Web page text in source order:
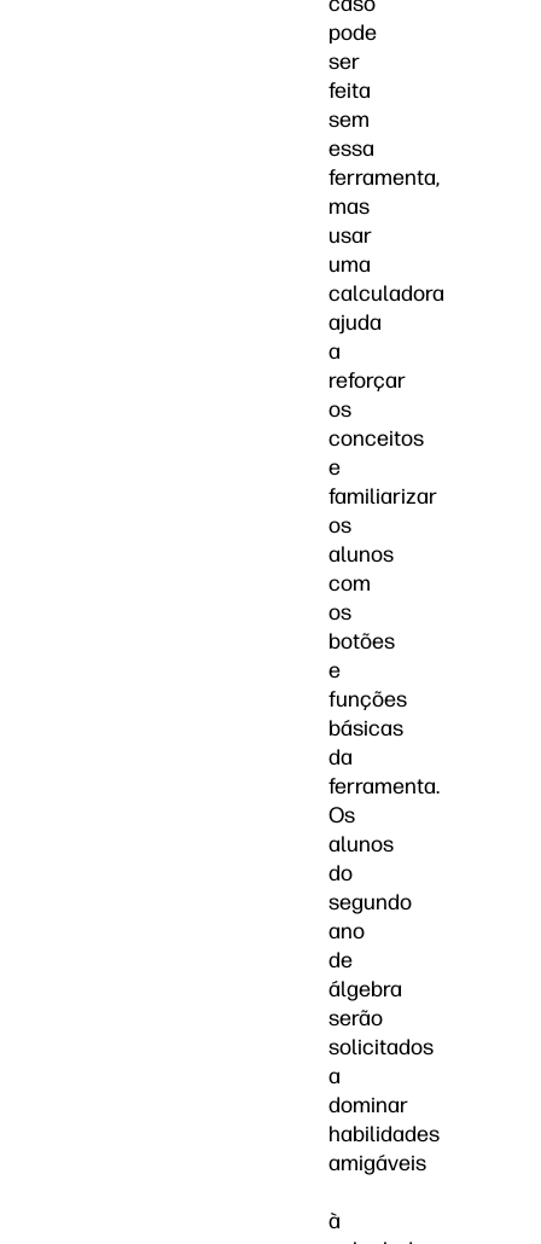
pode
ser
feita
sem
essa
ferramenta,
mas
usar
uma
calculadora
ajuda
a
reforçar
os
conceitos
e
familiarizar
os
alunos
com
os
botões
e
funções
básicas
da
ferramenta.
Os
alunos
do
segundo
ano
de
álgebra
serão
solicitados
a
dominar
habilidades
amigáveis
à